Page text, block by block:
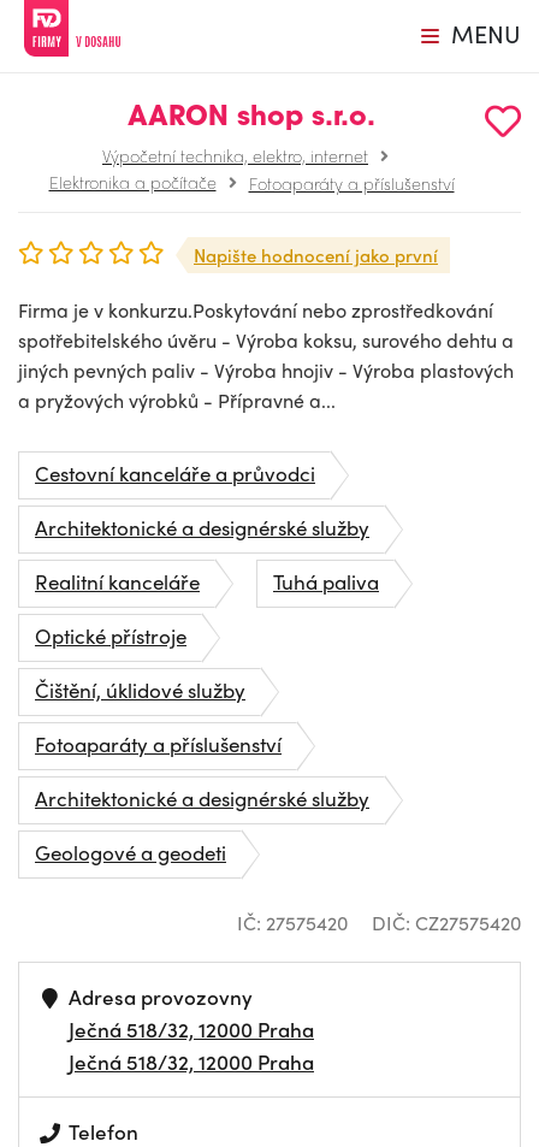
MENU
AARON shop s.r.o.
Výpočetní technika, elektro, internet
Elektronika a počítače
Fotoaparáty a příslušenství
Napište hodnocení jako první
Firma je v konkurzu.Poskytování nebo zprostředkování
spotřebitelského úvěru - Výroba koksu, surového dehtu a
jiných pevných paliv - Výroba hnojiv - Výroba plastových
a pryžových výrobků - Přípravné a...
Cestovní kanceláře a průvodci
Architektonické a designérské služby
Realitní kanceláře
Tuhá paliva
Optické přístroje
Čištění, úklidové služby
Fotoaparáty a příslušenství
Architektonické a designérské služby
Geologové a geodeti
IČ: 27575420 DIČ: CZ27575420
Adresa provozovny
Ječná 518/32, 12000 Praha
Ječná 518/32, 12000 Praha
Telefon